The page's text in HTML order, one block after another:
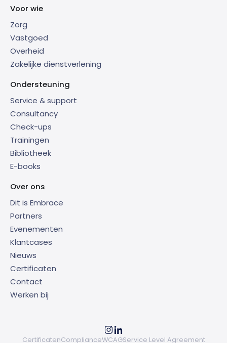
Voor wie
Zorg
Vastgoed
Overheid
Zakelijke dienstverlening
Ondersteuning
Service & support
Consultancy
Check-ups
Trainingen
Bibliotheek
E-books
Over ons
Dit is Embrace
Partners
Evenementen
Klantcases
Nieuws
Certificaten
Contact
Werken bij
CertificatenComplianceWCAGService Level Agreement